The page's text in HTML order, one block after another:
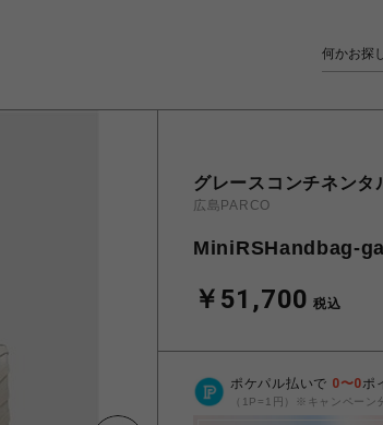
グレースコンチネンタ
広島PARCO
MiniRSHandbag-ga
￥51,700 税込
ポケパル払いで 0〜0ポ
（1P=1円）※キャンペーン